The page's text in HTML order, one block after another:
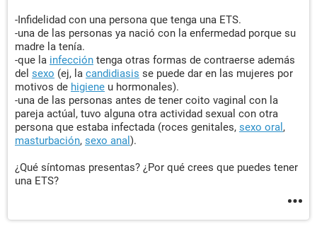
-Infidelidad con una persona que tenga una ETS.
-una de las personas ya nació con la enfermedad porque su
madre la tenía.
-que la infección tenga otras formas de contraerse además
del sexo (ej, la candidiasis se puede dar en las mujeres por
motivos de higiene u hormonales).
-una de las personas antes de tener coito vaginal con la
pareja actúal, tuvo alguna otra actividad sexual con otra
persona que estaba infectada (roces genitales, sexo oral ,
masturbación, sexo anal ).
¿Qué síntomas presentas? ¿Por qué crees que puedes tener
una ETS?